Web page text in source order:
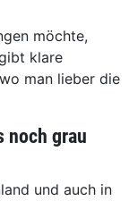
möchte,
klare
man lieber die
noch grau
und auch in